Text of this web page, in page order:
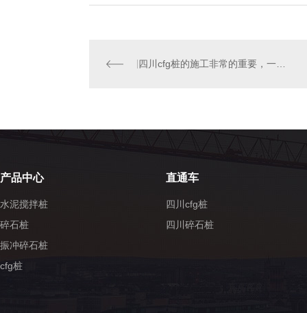
四川cfg桩的施工非常的重要，一起来看看吧
产品中心
水泥搅拌桩
碎石桩
振冲碎石桩
cfg桩
直通车
四川cfg桩
四川碎石桩